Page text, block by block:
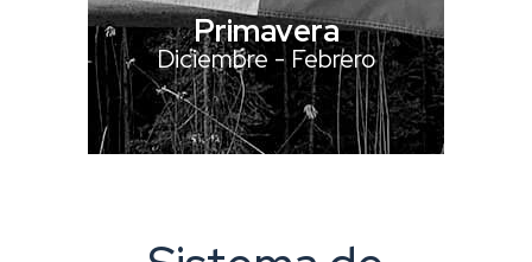
Primavera
Diciembre - Febrero